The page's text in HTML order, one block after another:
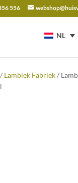
556
NL
/ Lambiek Fabriek/